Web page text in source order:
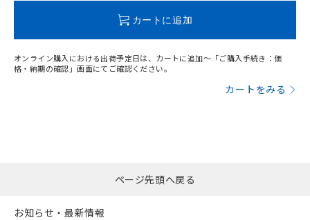
カートに追加
オンライン購入における出荷予定日は、カートに追加～「ご購入手続き：価
格・納期の確認」画面にてご確認ください。
カートをみる
ページ先頭へ戻る
お知らせ・最新情報